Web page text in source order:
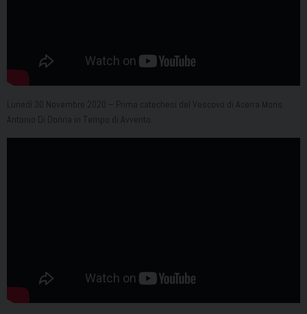
Lunedì 30 Novembre 2020 – Prima catechesi del Vescovo di Acerra Mons.
Antonio Di Donna in Tempo di Avvento.